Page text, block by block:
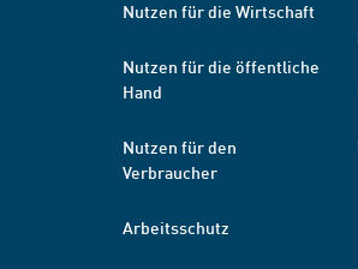
Nutzen für die Wirtschaft
Nutzen für die öffentliche
Hand
Nutzen für den
Verbraucher
Arbeitsschutz